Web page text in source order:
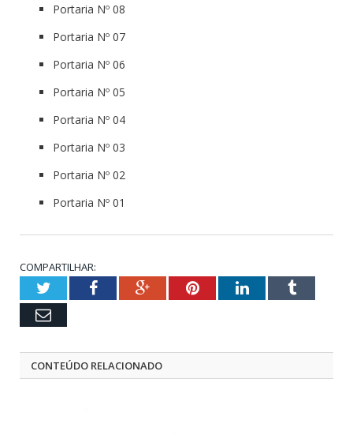
Portaria Nº 08
Portaria Nº 07
Portaria Nº 06
Portaria Nº 05
Portaria Nº 04
Portaria Nº 03
Portaria Nº 02
Portaria Nº 01
COMPARTILHAR:
TwitterFacebookGoogle+PinterestLinkedInTumblr
Email
CONTEÚDO RELACIONADO